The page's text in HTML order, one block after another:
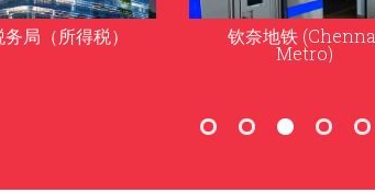
铁 (Chennai
Metro)
Surat 钻石交易所